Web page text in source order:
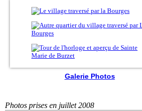
Galerie Photos
Photos prises en juillet 2008